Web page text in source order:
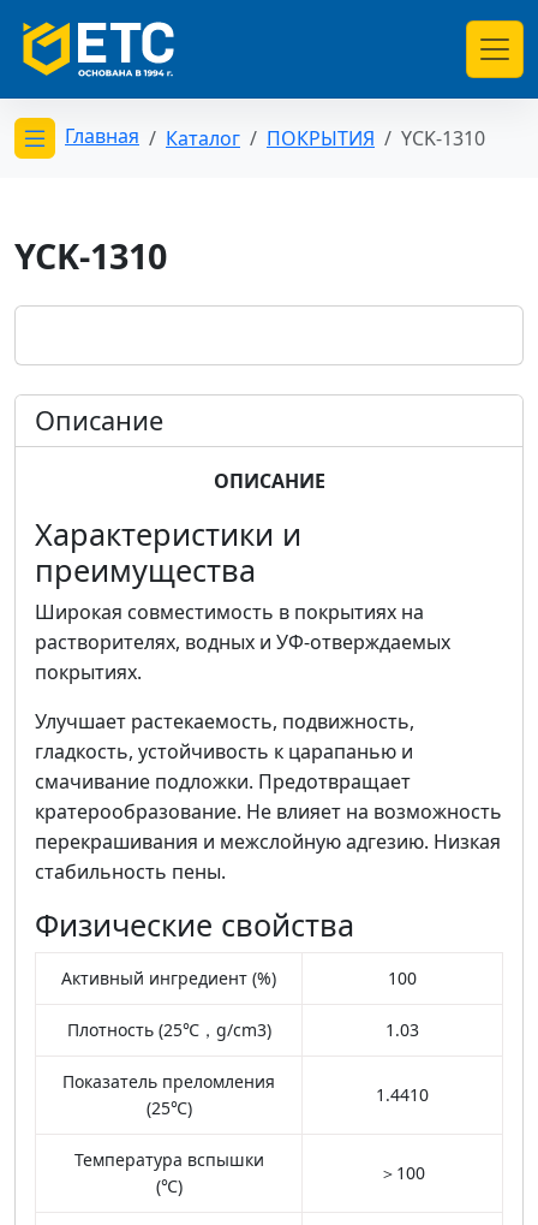
Открыть меню категорий
Главная Каталог ПОКРЫТИЯ YCK-1310
YCK-1310
Описание
ОПИСАНИЕ
Характеристики и
преимущества
Широкая совместимость в покрытиях на
растворителях, водных и УФ-отверждаемых
покрытиях.
Улучшает растекаемость, подвижность,
гладкость, устойчивость к царапанью и
смачивание подложки. Предотвращает
кратерообразование. Не влияет на возможность
перекрашивания и межслойную адгезию. Низкая
стабильность пены.
Физические свойства
Активный ингредиент (%) 100
Плотность (25℃，g/cm3) 1.03
Показатель преломления
(25℃)
1.4410
Температура вспышки
(℃)
＞100